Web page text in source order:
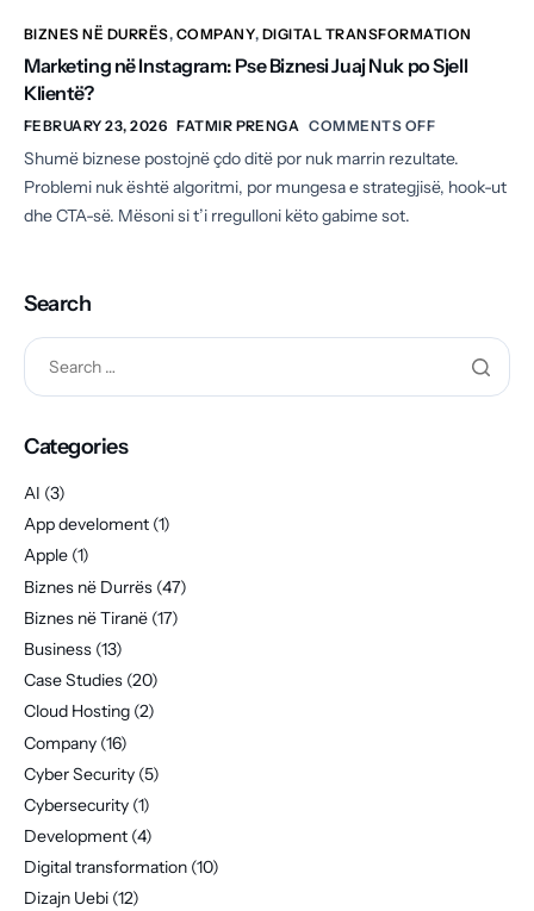
BIZNES NË DURRËS, COMPANY, DIGITAL TRANSFORMATION
Marketing në Instagram: Pse Biznesi Juaj Nuk po Sjell
Klientë?
FEBRUARY 23, 2026 FATMIR PRENGA COMMENTS OFF
Shumë biznese postojnë çdo ditë por nuk marrin rezultate.
Problemi nuk është algoritmi, por mungesa e strategjisë, hook-ut
dhe CTA-së. Mësoni si t’i rregulloni këto gabime sot.
Search
Categories
AI (3)
App develoment (1)
Apple (1)
Biznes në Durrës (47)
Biznes në Tiranë (17)
Business (13)
Case Studies (20)
Cloud Hosting (2)
Company (16)
Cyber Security (5)
Cybersecurity (1)
Development (4)
Digital transformation (10)
Dizajn Uebi (12)